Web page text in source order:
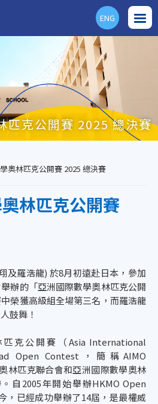
ENG
匹克公開賽 2025 總決賽
奧林匹克公開賽 2025 總決賽
林匹克公開賽
及羅浩龍) 於8月初遠赴日本，參加
辦的「亞洲國際數學奧林匹克公開
榮獲高級組全場第三名，而羅浩龍
鼓舞！
克公開賽（Asia International
Open Contest，簡稱AIMO
林匹克聯合會和亞洲國際數學奧林
自2005年開始舉辦HKMO Open
，已經成功舉辦了14屆，是最權威